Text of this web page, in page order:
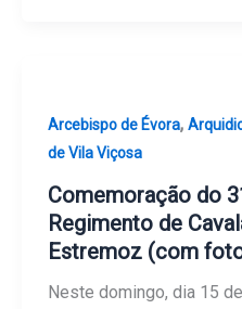
Arcebispo de Évora,
de Vila Viçosa
Comemoração do
Regimento de
Estremoz (com
Neste domingo, dia 15